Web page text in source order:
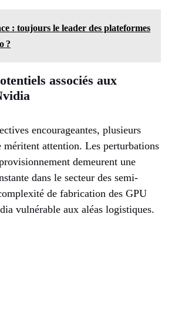
: toujours le leader des plateformes
?
associés aux
encourageantes, plusieurs
méritent attention. Les perturbations
demeurent une
dans le secteur des semi-
de fabrication des GPU
vulnérable aux aléas logistiques.